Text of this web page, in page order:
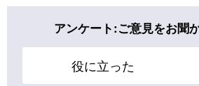
アンケート:ご意見をお聞
役に立った